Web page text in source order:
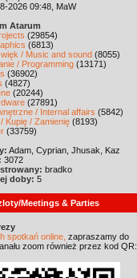
2026 09:48, MaW
Atarum
(29854)
(6813)
/ Music and sound (8055)
/ Programming (13171)
(36902)
(4827)
(20244)
(27891)
/ Internal affairs (5842)
Kupię / Zamienię (8193)
(33759)
Adam, Cyprian, Jhusak, Kaz
3072
bradko
doby: 5
Meetings & Parties
spotkań online, zapraszamy do
zoom również przez kod QR: